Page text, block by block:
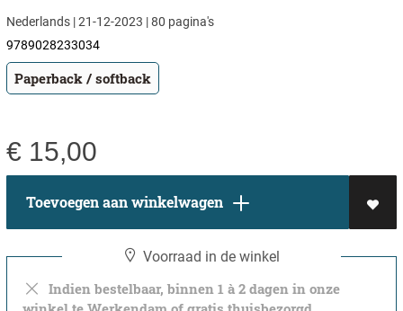
Nederlands | 21-12-2023 | 80 pagina's
9789028233034
Paperback / softback
€ 15,00
Toevoegen aan winkelwagen
Voorraad in de winkel
Indien bestelbaar, binnen 1 à 2 dagen in onze